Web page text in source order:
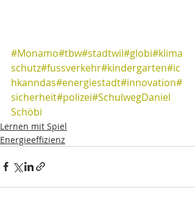
#Monamo#tbw#stadtwil#globi#klima
schutz#fussverkehr#kindergarten#ic
hkanndas#energiestadt#innovation#
sicherheit#polizei#SchulwegDaniel
Schöbi
Lernen mit Spiel
Energieeffizienz